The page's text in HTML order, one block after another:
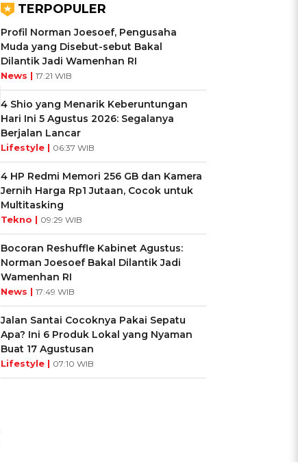
TERPOPULER
Profil Norman Joesoef, Pengusaha
Muda yang Disebut-sebut Bakal
Dilantik Jadi Wamenhan RI
News | 17:21 WIB
4 Shio yang Menarik Keberuntungan
Hari Ini 5 Agustus 2026: Segalanya
Berjalan Lancar
Lifestyle | 06:37 WIB
4 HP Redmi Memori 256 GB dan Kamera
Jernih Harga Rp1 Jutaan, Cocok untuk
Multitasking
Tekno | 09:29 WIB
Bocoran Reshuffle Kabinet Agustus:
Norman Joesoef Bakal Dilantik Jadi
Wamenhan RI
News | 17:49 WIB
Jalan Santai Cocoknya Pakai Sepatu
Apa? Ini 6 Produk Lokal yang Nyaman
Buat 17 Agustusan
Lifestyle | 07:10 WIB